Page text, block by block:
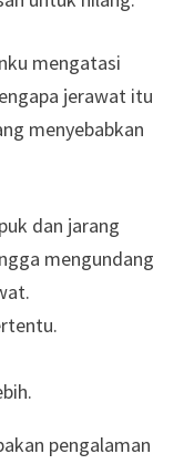
mengatasi
jerawat itu
menyebabkan
dan jarang
mengundang
pengalaman